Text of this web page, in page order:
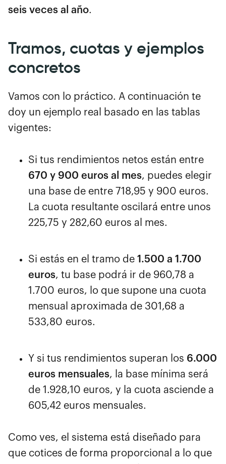
seis veces al año.
Tramos, cuotas y ejemplos
concretos
Vamos con lo práctico. A continuación te
doy un ejemplo real basado en las tablas
vigentes:
Si tus rendimientos netos están entre
670 y 900 euros al mes, puedes elegir
una base de entre 718,95 y 900 euros.
La cuota resultante oscilará entre unos
225,75 y 282,60 euros al mes.
Si estás en el tramo de 1.500 a 1.700
euros, tu base podrá ir de 960,78 a
1.700 euros, lo que supone una cuota
mensual aproximada de 301,68 a
533,80 euros.
Y si tus rendimientos superan los 6.000
euros mensuales, la base mínima será
de 1.928,10 euros, y la cuota asciende a
605,42 euros mensuales.
Como ves, el sistema está diseñado para
que cotices de forma proporcional a lo que